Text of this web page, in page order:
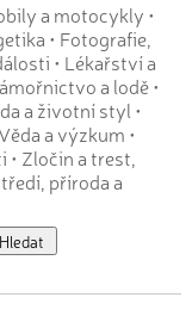
a motocykly •
• Fotografie,
• Lékařství a
a lodě•
a životní styl •
a výzkum •
• Zločin a trest,
příroda a